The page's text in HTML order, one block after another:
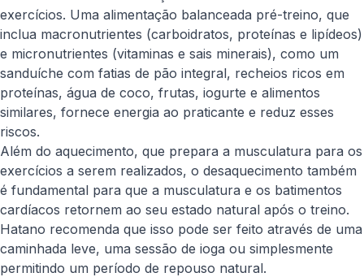
exercícios. Uma alimentação balanceada pré-treino, que
inclua macronutrientes (carboidratos, proteínas e lipídeos)
e micronutrientes (vitaminas e sais minerais), como um
sanduíche com fatias de pão integral, recheios ricos em
proteínas, água de coco, frutas, iogurte e alimentos
similares, fornece energia ao praticante e reduz esses
riscos.
Além do aquecimento, que prepara a musculatura para os
exercícios a serem realizados, o desaquecimento também
é fundamental para que a musculatura e os batimentos
cardíacos retornem ao seu estado natural após o treino.
Hatano recomenda que isso pode ser feito através de uma
caminhada leve, uma sessão de ioga ou simplesmente
permitindo um período de repouso natural.